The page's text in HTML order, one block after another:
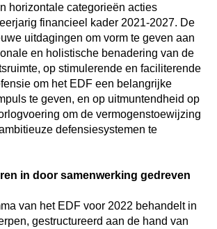
horizontale categorieën acties
financieel kader 2021-2027. De
uitdagingen om vorm te geven aan
en holistische benadering van de
op stimulerende en faciliterende
om het EDF een belangrijke
te geven, en op uitmuntendheid op
om de vermogenstoewijzing
defensiesystemen te
in door samenwerking gedreven
van het EDF voor 2022 behandelt in
gestructureerd aan de hand van